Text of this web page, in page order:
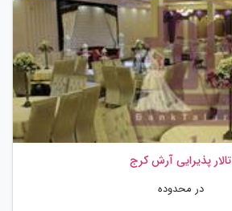
تالار پذیرایی آرش کرج
در محدوده